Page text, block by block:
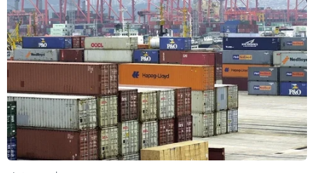
"Siêu quần thể" cá voi lưng gù đối
mặt rủi ro hàng hải
"Cửa ngõ" để Việt Nam tiến vào thị
trường Tây Phi
26/07/2026 08:55